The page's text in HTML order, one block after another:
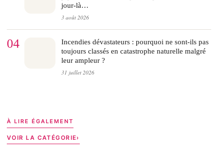
jour-là…
3 août 2026
04
Incendies dévastateurs : pourquoi ne sont-ils pas
toujours classés en catastrophe naturelle malgré
leur ampleur ?
31 juillet 2026
À LIRE ÉGALEMENT
VOIR LA CATÉGORIE